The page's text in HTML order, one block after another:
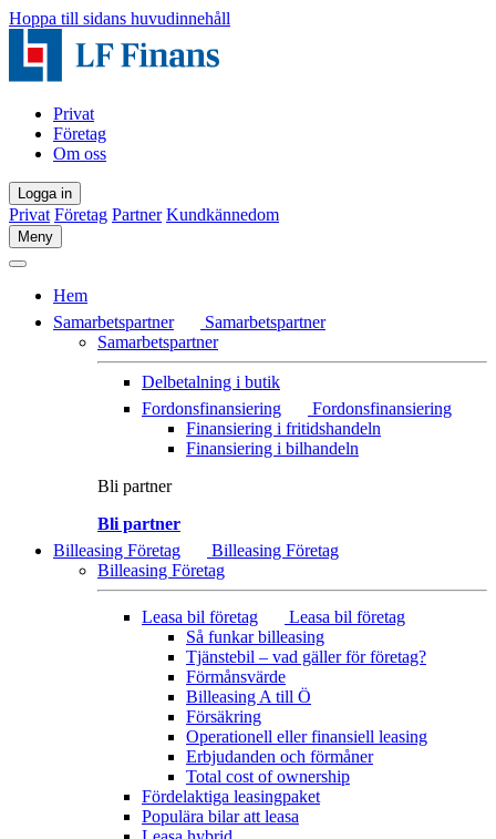
Hoppa till sidans huvudinnehåll
Privat
Företag
Om oss
Logga in
Privat Företag Partner Kundkännedom
Meny
Hem
Samarbetspartner
Samarbetspartner
Samarbetspartner
Delbetalning i butik
Fordonsfinansiering
Fordonsfinansiering
Finansiering i fritidshandeln
Finansiering i bilhandeln
Bli partner
Bli partner
Billeasing Företag
Billeasing Företag
Billeasing Företag
Leasa bil företag
Leasa bil företag
Så funkar billeasing
Tjänstebil – vad gäller för företag?
Förmånsvärde
Billeasing A till Ö
Försäkring
Operationell eller finansiell leasing
Erbjudanden och förmåner
Total cost of ownership
Fördelaktiga leasingpaket
Populära bilar att leasa